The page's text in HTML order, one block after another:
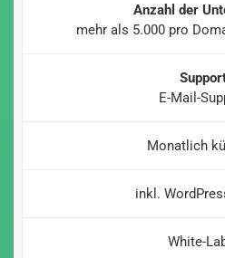
Anzahl der
mehr als 5.000 pro
E-Mail-
Monatlich
inkl.
White-